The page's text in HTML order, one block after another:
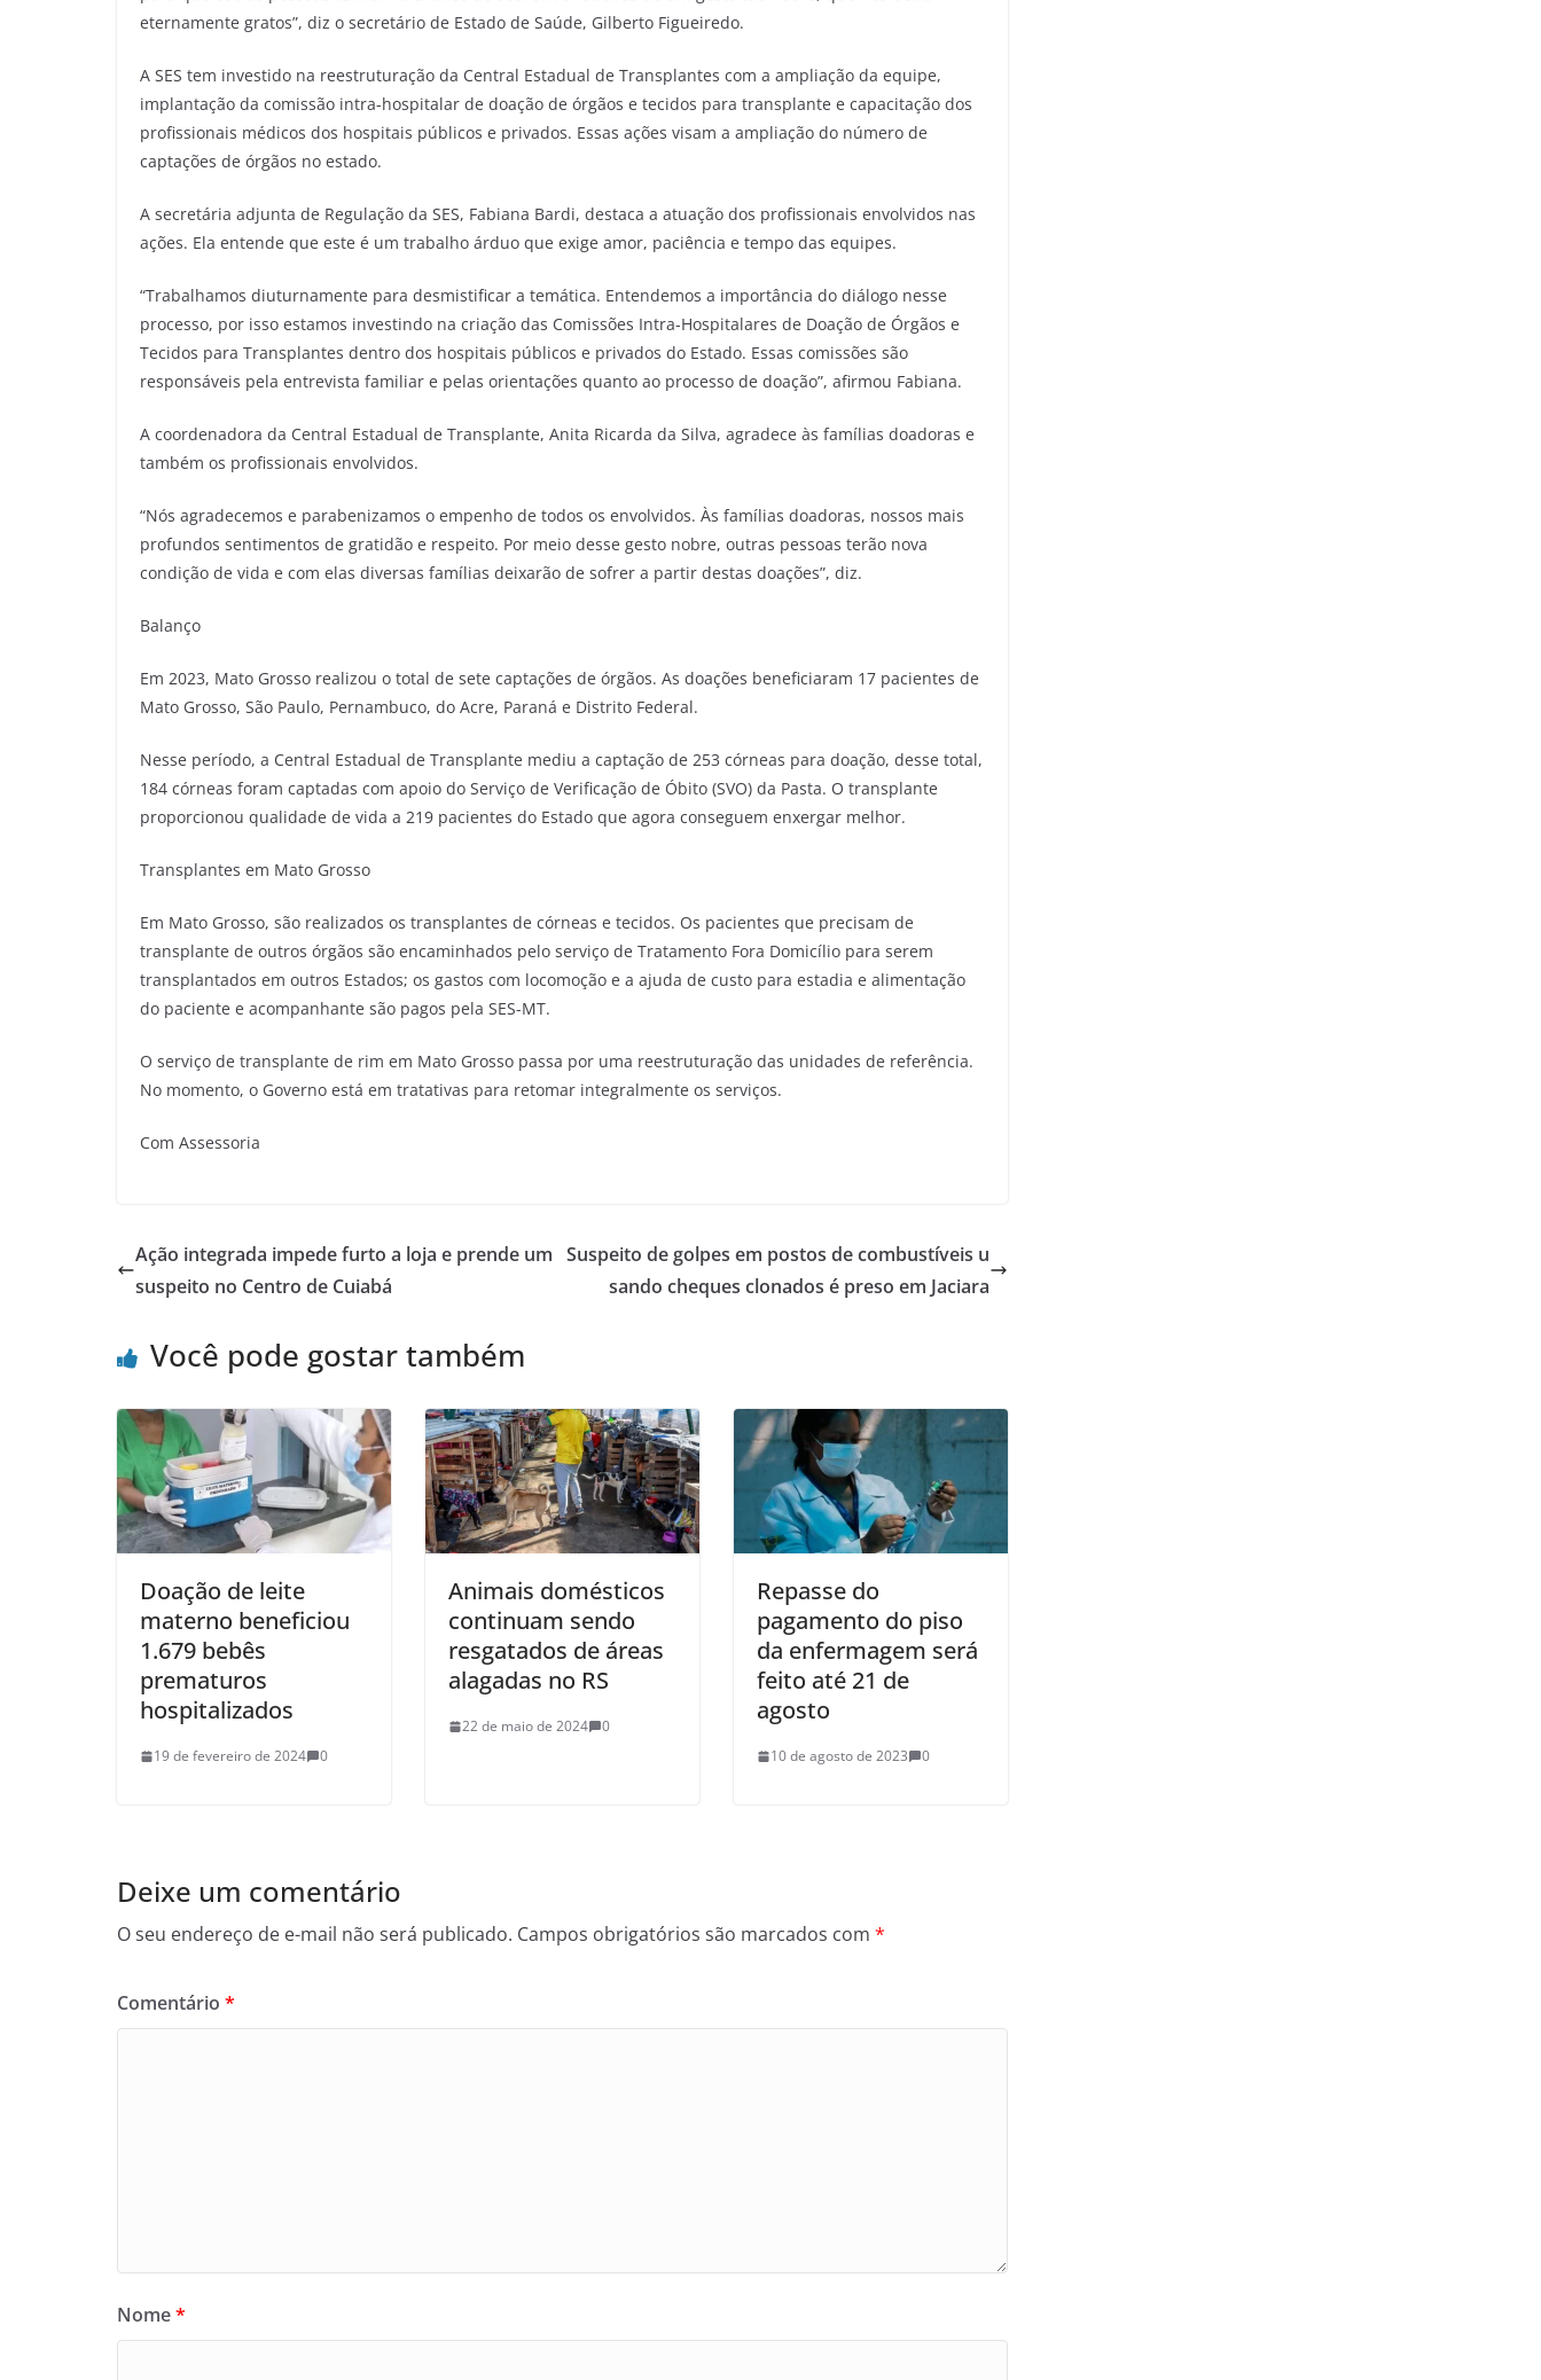
eternamente gratos”, diz o secretário de Estado de Saúde, Gilberto Figueiredo.
A SES tem investido na reestruturação da Central Estadual de Transplantes com a ampliação da equipe,
implantação da comissão intra-hospitalar de doação de órgãos e tecidos para transplante e capacitação dos
profissionais médicos dos hospitais públicos e privados. Essas ações visam a ampliação do número de
captações de órgãos no estado.
A secretária adjunta de Regulação da SES, Fabiana Bardi, destaca a atuação dos profissionais envolvidos nas
ações. Ela entende que este é um trabalho árduo que exige amor, paciência e tempo das equipes.
“Trabalhamos diuturnamente para desmistificar a temática. Entendemos a importância do diálogo nesse
processo, por isso estamos investindo na criação das Comissões Intra-Hospitalares de Doação de Órgãos e
Tecidos para Transplantes dentro dos hospitais públicos e privados do Estado. Essas comissões são
responsáveis pela entrevista familiar e pelas orientações quanto ao processo de doação”, afirmou Fabiana.
A coordenadora da Central Estadual de Transplante, Anita Ricarda da Silva, agradece às famílias doadoras e
também os profissionais envolvidos.
“Nós agradecemos e parabenizamos o empenho de todos os envolvidos. Às famílias doadoras, nossos mais
profundos sentimentos de gratidão e respeito. Por meio desse gesto nobre, outras pessoas terão nova
condição de vida e com elas diversas famílias deixarão de sofrer a partir destas doações”, diz.
Balanço
Em 2023, Mato Grosso realizou o total de sete captações de órgãos. As doações beneficiaram 17 pacientes de
Mato Grosso, São Paulo, Pernambuco, do Acre, Paraná e Distrito Federal.
Nesse período, a Central Estadual de Transplante mediu a captação de 253 córneas para doação, desse total,
184 córneas foram captadas com apoio do Serviço de Verificação de Óbito (SVO) da Pasta. O transplante
proporcionou qualidade de vida a 219 pacientes do Estado que agora conseguem enxergar melhor.
Transplantes em Mato Grosso
Em Mato Grosso, são realizados os transplantes de córneas e tecidos. Os pacientes que precisam de
transplante de outros órgãos são encaminhados pelo serviço de Tratamento Fora Domicílio para serem
transplantados em outros Estados; os gastos com locomoção e a ajuda de custo para estadia e alimentação
do paciente e acompanhante são pagos pela SES-MT.
O serviço de transplante de rim em Mato Grosso passa por uma reestruturação das unidades de referência.
No momento, o Governo está em tratativas para retomar integralmente os serviços.
Com Assessoria
Ação integrada impede furto a loja e prende um
suspeito no Centro de Cuiabá
Suspeito de golpes em postos de combustíveis u
sando cheques clonados é preso em Jaciara
Você pode gostar também
Doação de leite
materno beneficiou
1.679 bebês
prematuros
hospitalizados
19 de fevereiro de 2024 0
Animais domésticos
continuam sendo
resgatados de áreas
alagadas no RS
22 de maio de 2024 0
Repasse do
pagamento do piso
da enfermagem será
feito até 21 de
agosto
10 de agosto de 2023 0
Deixe um comentário
O seu endereço de e-mail não será publicado. Campos obrigatórios são marcados com *
Comentário *
Nome*